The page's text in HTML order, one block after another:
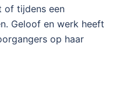
of tijdens een
Geloof en werk heeft
op haar